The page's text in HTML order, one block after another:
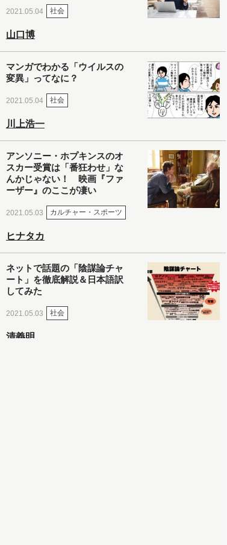
2021.05.04 社会
山口博
マンガでわかる「ウイルスの
変異」ってなに？
2021.05.04 社会
川上浩一
アンソニー・ホプキンスのオ
スカー受賞は「番狂わせ」な
んかじゃない！ 映画『ファ
ーザー』のここが凄い
2021.05.03 カルチャー・スポーツ
ヒナタカ
ネットで話題の「陰謀論チャ
ート」を徹底解説＆日本語訳
してみた
2021.05.03 社会
清義明